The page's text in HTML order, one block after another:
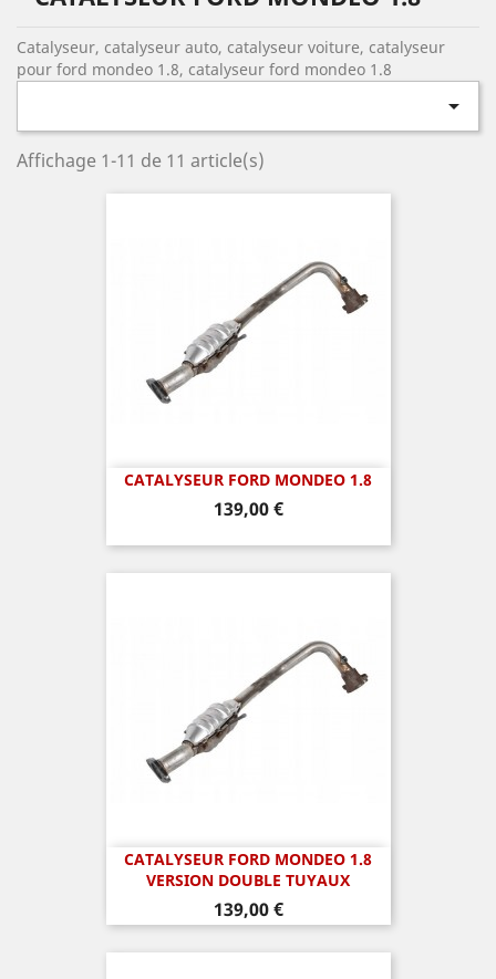
Catalyseur, catalyseur auto, catalyseur voiture, catalyseur
pour ford mondeo 1.8, catalyseur ford mondeo 1.8

Affichage 1-11 de 11 article(s)
CATALYSEUR FORD MONDEO 1.8
Prix
139,00 €
CATALYSEUR FORD MONDEO 1.8
VERSION DOUBLE TUYAUX
Prix
139,00 €